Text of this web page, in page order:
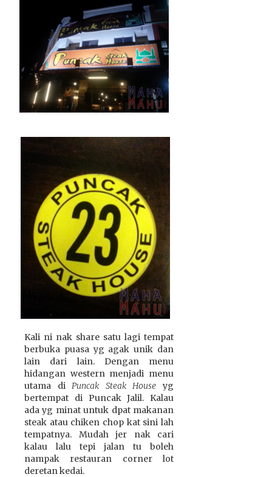
Kali ni nak share satu lagi tempat
berbuka puasa yg agak unik dan
lain dari lain. Dengan menu
hidangan western menjadi menu
utama diPuncak Steak House yg
bertempat di Puncak Jalil. Kalau
ada yg minat untuk dpat makanan
steak atau chiken chop kat sini lah
tempatnya. Mudah jer nak cari
kalau lalu tepi jalan tu boleh
nampak restauran corner lot
deretan kedai.